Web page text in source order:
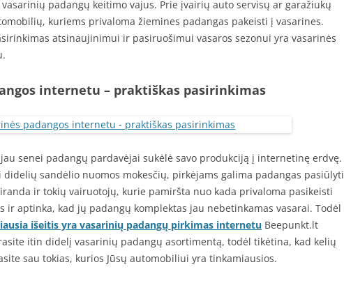
padangų keitimo vajus. Prie įvairių auto servisų ar garažiukų
kuriems privaloma žiemines padangas pakeisti į vasarines.
atsinaujinimui ir pasiruošimui vasaros sezonui yra vasarinės
internetu – praktiškas pasirinkimas
senei padangų pardavėjai sukėlė savo produkciją į internetinę erdvę.
didelių sandėlio nuomos mokesčių, pirkėjams galima padangas pasiūlyti
ir tokių vairuotojų, kurie pamiršta nuo kada privaloma pasikeisti
ir aptinka, kad jų padangų komplektas jau nebetinkamas vasarai. Todėl
išeitis yra vasarinių padangų pirkimas internetu Beepunkt.lt
itin didelį vasarinių padangų asortimentą, todėl tikėtina, kad kelių
sau tokias, kurios Jūsų automobiliui yra tinkamiausios.